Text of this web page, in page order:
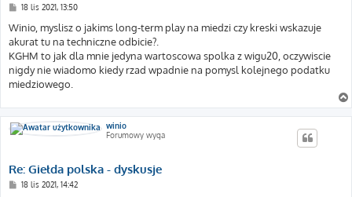
P
s
t
18 lis 2021, 13:50
Winio, myslisz o jakims long-term play na miedzi czy kreski wskazuje
akurat tu na techniczne odbicie?.
KGHM to jak dla mnie jedyna wartoscowa spolka z wigu20, oczywiscie
nigdy nie wiadomo kiedy rzad wpadnie na pomysl kolejnego podatku
miedziowego.
winio
Forumowy wyga
Re: Giełda polska - dyskusje
P18 lis 2021, 14:42